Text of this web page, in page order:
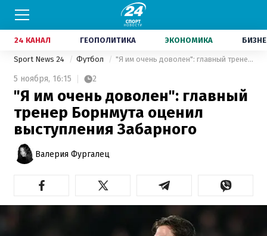
24 КАНАЛ ГЕОПОЛИТИКА ЭКОНОМИКА
Sport News 24 Футбол "Я им очень доволен": главный тренер Борнмута оценил выступления Забарного
5 ноября, 16:15 2
"Я им очень доволен": главный
тренер Борнмута оценил
выступления Забарного
Валерия Фургалец